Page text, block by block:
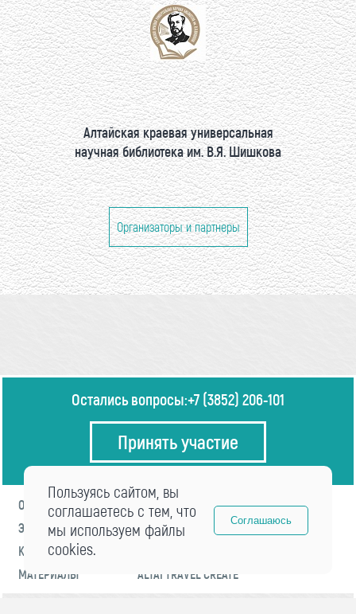
Алтайская краевая универсальная
научная библиотека им. В.Я. Шишкова
Организаторы и партнеры
Остались вопросы:+7 (3852) 206-101
Принять участие
О ФОРУМЕ
ПРОГРАММА
ЭКСПЕРТЫ
НОВОСТИ
КОНТАКТЫ
МАТЕРИАЛЫ
ALTAI TRAVEL CREATE
Пользуясь сайтом, вы
соглашаетесь с тем, что
мы используем файлы
cookies.
Соглашаюсь